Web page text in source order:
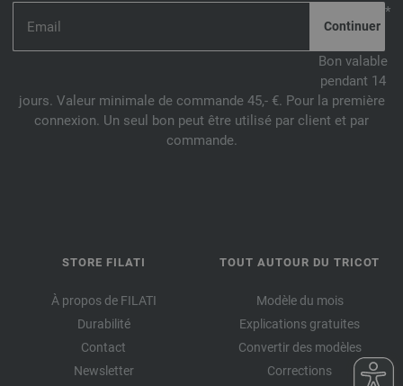
*
Bon valable
pendant 14
jours. Valeur minimale de commande 45,- €. Pour la première
connexion. Un seul bon peut être utilisé par client et par
commande.
STORE FILATI
À propos de FILATI
Durabilité
Contact
Newsletter
TOUT AUTOUR DU TRICOT
Modèle du mois
Explications gratuites
Convertir des modèles
Corrections